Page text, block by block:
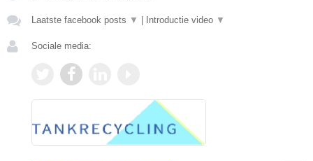
Laatste facebook posts ▼ | Introductie video ▼
Sociale media: